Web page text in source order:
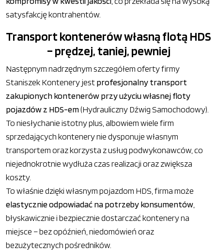
satysfakcję kontrahentów.
Transport kontenerów własną flotą HDS
– prędzej, taniej, pewniej
Następnym nadrzędnym szczegółem oferty firmy
Staniszek Kontenery jestprofesjonalny transport
zakupionych kontenerów przy użyciu własnej floty
pojazdów z HDS-em(Hydrauliczny Dźwig Samochodowy).
To niesłychanie istotny plus, albowiem wiele firm
sprzedających kontenery nie dysponuje własnym
transportem oraz korzysta z usług podwykonawców, co
niejednokrotnie wydłuża czas realizacji oraz zwiększa
koszty.
To właśnie dzięki własnym pojazdom HDS, firma może
elastycznie odpowiadać na potrzeby konsumentów
błyskawicznie i bezpiecznie dostarczać kontenery na
miejsce – bez opóźnień, niedomówień oraz
bezużytecznych pośredników.